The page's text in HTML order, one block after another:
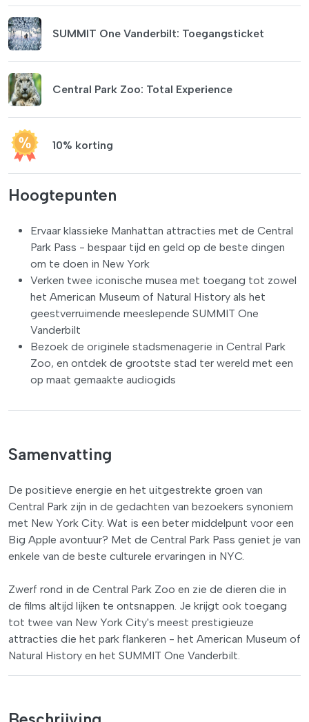
SUMMIT One Vanderbilt: Toegangsticket
Central Park Zoo: Total Experience
10% korting
Hoogtepunten
Ervaar klassieke Manhattan attracties met de Central
Park Pass - bespaar tijd en geld op de beste dingen
om te doen in New York
Verken twee iconische musea met toegang tot zowel
het American Museum of Natural History als het
geestverruimende meeslepende SUMMIT One
Vanderbilt
Bezoek de originele stadsmenagerie in Central Park
Zoo, en ontdek de grootste stad ter wereld met een
op maat gemaakte audiogids
Samenvatting
De positieve energie en het uitgestrekte groen van
Central Park zijn in de gedachten van bezoekers synoniem
met New York City. Wat is een beter middelpunt voor een
Big Apple avontuur? Met de Central Park Pass geniet je van
enkele van de beste culturele ervaringen in NYC.
Zwerf rond in de Central Park Zoo en zie de dieren die in
de films altijd lijken te ontsnappen. Je krijgt ook toegang
tot twee van New York City's meest prestigieuze
attracties die het park flankeren - het American Museum of
Natural History en het SUMMIT One Vanderbilt.